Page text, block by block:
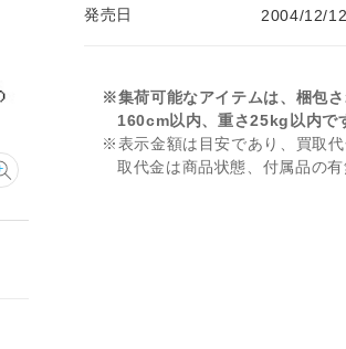
発売日 2004/12/12
※集荷可能なアイテムは、梱包
160cm以内、重さ25kg以内で
※表示金額は目安であり、買取
取代金は商品状態、付属品の